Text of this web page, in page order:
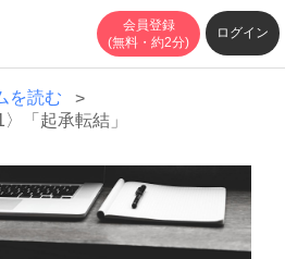
会員登録
(無料・約2分)
ログイン
を読む
「起承転結」